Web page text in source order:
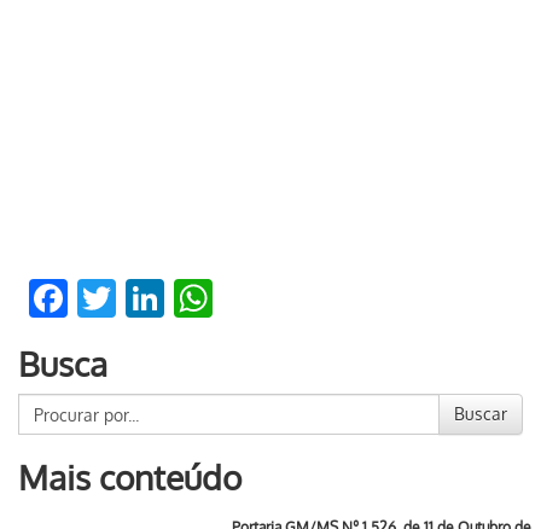
Facebook
TwitterLinkedIn
Busca
Buscar
Mais conteúdo